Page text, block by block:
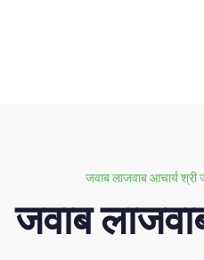
जवाब लाजवाब आचार्य श्री
जवाब